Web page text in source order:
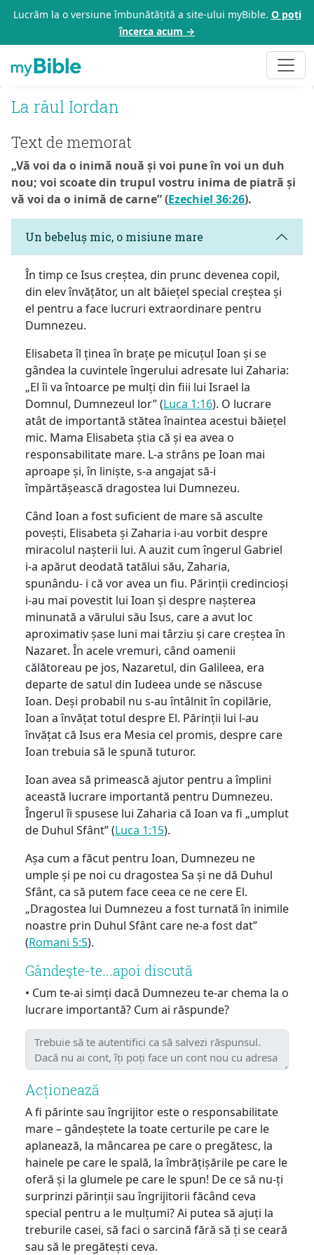
Lucrăm la o versiune îmbunătățită a site-ului myBible. O poți
încerca acum →
La râul Iordan
Text de memorat
„Vă voi da o inimă nouă și voi pune în voi un duh
nou; voi scoate din trupul vostru inima de piatră și
vă voi da o inimă de carne” (Ezechiel 36:26).
Un bebeluș mic, o misiune mare
În timp ce Isus creștea, din prunc devenea copil,
din elev învățător, un alt băiețel special creștea și
el pentru a face lucruri extraordinare pentru
Dumnezeu.
Elisabeta îl ținea în brațe pe micuțul Ioan și se
gândea la cuvintele îngerului adresate lui Zaharia:
„El îi va întoarce pe mulți din fiii lui Israel la
Domnul, Dumnezeul lor” (Luca 1:16). O lucrare
atât de importantă stătea înaintea acestui băiețel
mic. Mama Elisabeta știa că și ea avea o
responsabilitate mare. L-a strâns pe Ioan mai
aproape și, în liniște, s-a angajat să-i
împărtășească dragostea lui Dumnezeu.
Când Ioan a fost suficient de mare să asculte
povești, Elisabeta și Zaharia i-au vorbit despre
miracolul nașterii lui. A auzit cum îngerul Gabriel
i-a apărut deodată tatălui său, Zaharia,
spunându- i că vor avea un fiu. Părinții credincioși
i-au mai povestit lui Ioan și despre nașterea
minunată a vărului său Isus, care a avut loc
aproximativ șase luni mai târziu și care creștea în
Nazaret. În acele vremuri, când oamenii
călătoreau pe jos, Nazaretul, din Galileea, era
departe de satul din Iudeea unde se născuse
Ioan. Deși probabil nu s-au întâlnit în copilărie,
Ioan a învățat totul despre El. Părinții lui l-au
învățat că Isus era Mesia cel promis, despre care
Ioan trebuia să le spună tuturor.
Ioan avea să primească ajutor pentru a împlini
această lucrare importantă pentru Dumnezeu.
Îngerul îi spusese lui Zaharia că Ioan va fi „umplut
de Duhul Sfânt” (Luca 1:15).
Așa cum a făcut pentru Ioan, Dumnezeu ne
umple și pe noi cu dragostea Sa și ne dă Duhul
Sfânt, ca să putem face ceea ce ne cere El.
„Dragostea lui Dumnezeu a fost turnată în inimile
noastre prin Duhul Sfânt care ne-a fost dat”
(Romani 5:5).
Gândeşte-te...apoi discută
• Cum te-ai simți dacă Dumnezeu te-ar chema la o
lucrare importantă? Cum ai răspunde?
Acționează
A fi părinte sau îngrijitor este o responsabilitate
mare – gândeștete la toate certurile pe care le
aplanează, la mâncarea pe care o pregătesc, la
hainele pe care le spală, la îmbrățișările pe care le
oferă și la glumele pe care le spun! De ce să nu-ți
surprinzi părinții sau îngrijitorii făcând ceva
special pentru a le mulțumi? Ai putea să ajuți la
treburile casei, să faci o sarcină fără să ți se ceară
sau să le pregătești ceva.